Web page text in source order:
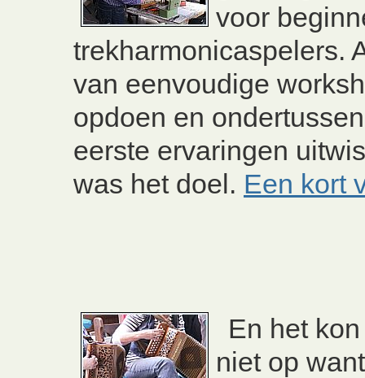
voor
trekharmonicaspelers.
van eenvoudige
opdoen en
eerste ervaringen
was het doel. Een kort
En het
niet op